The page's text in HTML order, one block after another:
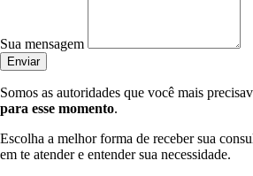
Sua mensagem
Enviar
Somos as autoridades que você mais
para esse momento.
Escolha a melhor forma de receber sua
em te atender e entender sua necessidade.